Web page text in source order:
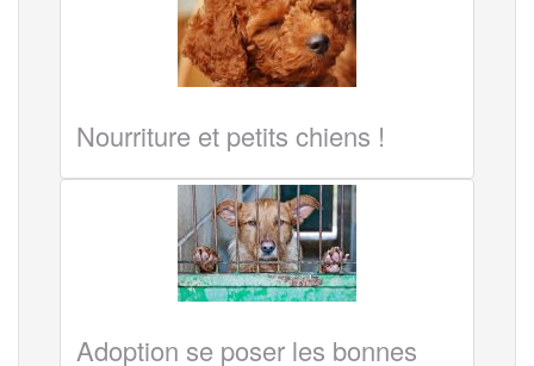
Nourriture et petits chiens !
Adoption se poser les bonnes